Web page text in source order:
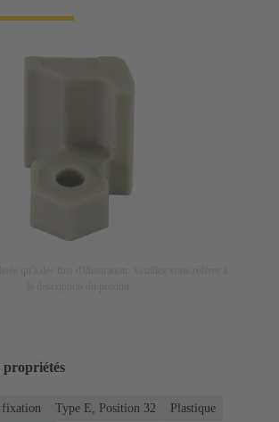
propriétés
fixation Type E, Position 32
Plastique